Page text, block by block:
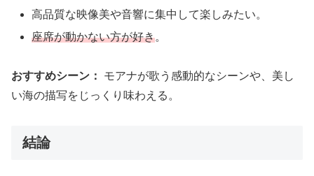
高品質な映像美や音響に集中して楽しみたい。
座席が動かない方が好き。
おすすめシーン：
モアナが歌う感動的なシーンや、美し
い海の描写をじっくり味わえる。
結論